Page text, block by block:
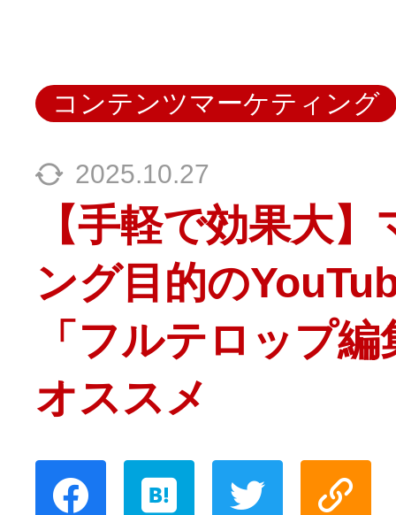
コンテンツマーケティング
2025.10.27
【手軽で効果大
ング目的の
「フルテロップ
オススメ